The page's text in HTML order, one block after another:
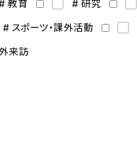
教育 # 研究
# スポーツ・課外活動
来訪